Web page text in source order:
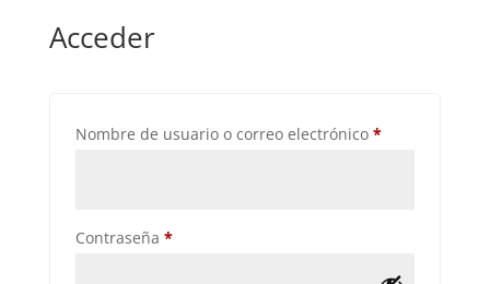
Acceder
Nombre de usuario o correo electrónico *Obligatorio
Contraseña *Obligatorio